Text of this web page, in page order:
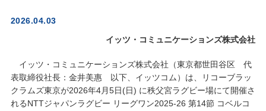
2026.04.03
イッツ・コミュニケーションズ株式会社
イッツ・コミュニケーションズ株式会社（東京都世田谷区 代
表取締役社長：金井美惠 以下、イッツコム）は、リコーブラッ
クラムズ東京が2026年4月5日(日) に秩父宮ラグビー場にて開催さ
れるNTTジャパンラグビー リーグワン2025-26 第14節 コベルコ